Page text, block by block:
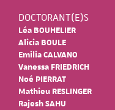
DOCTORANT(E)S
Léa BOUHELIER
Alicia BOULE
Emilia CALVANO
Vanessa FRIEDRICH
Noé PIERRAT
Mathieu RESLINGER
Rajesh SAHU